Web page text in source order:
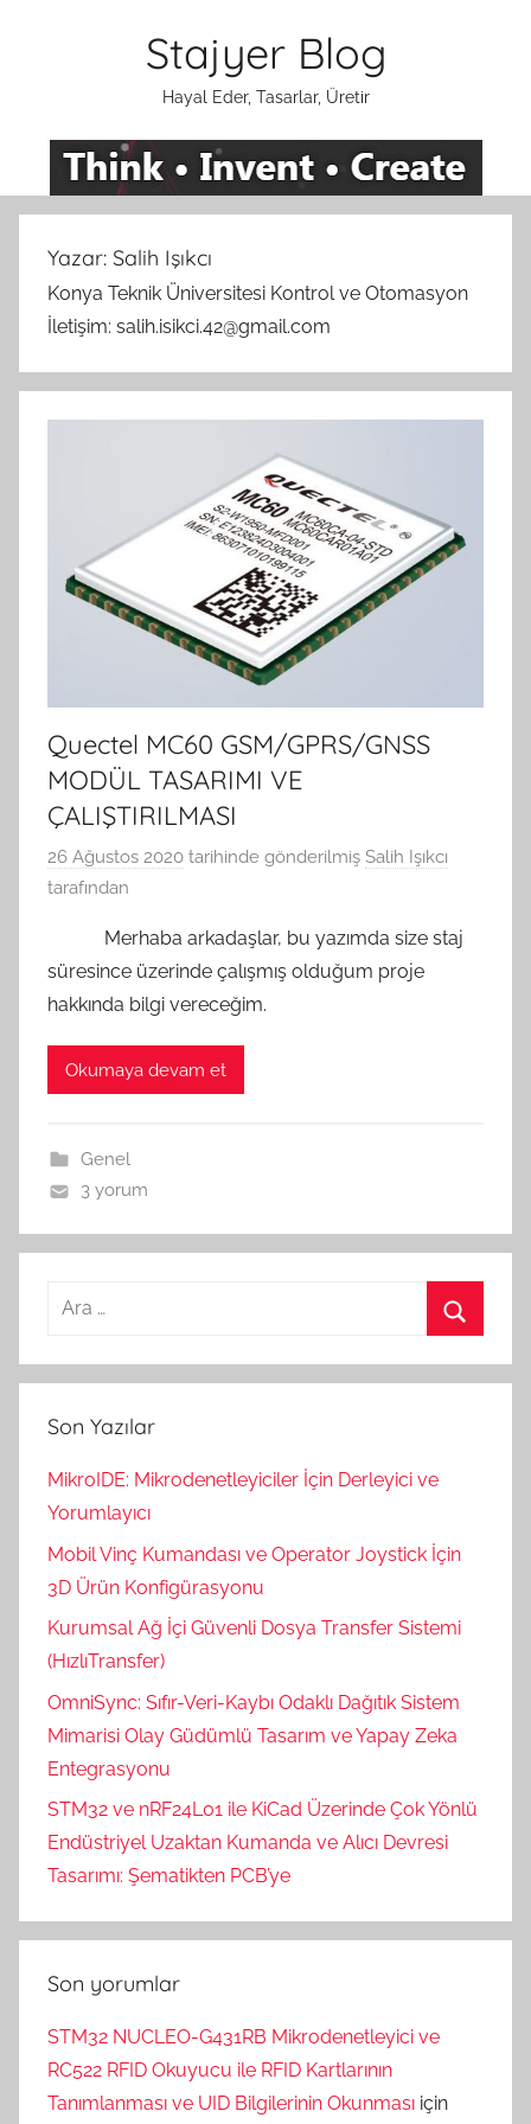
Stajyer Blog
Hayal Eder, Tasarlar, Üretir
Yazar: Salih Işıkcı
Konya Teknik Üniversitesi Kontrol ve Otomasyon
İletişim: salih.isikci.42@gmail.com
Quectel MC60 GSM/GPRS/GNSS
MODÜL TASARIMI VE
ÇALIŞTIRILMASI
26 Ağustos 2020 tarihinde gönderilmiş Salih Işıkcı
tarafından
Merhaba arkadaşlar, bu yazımda size staj
süresince üzerinde çalışmış olduğum proje
hakkında bilgi vereceğim.
Okumaya devam et
Genel
3 yorum
Arama:
Son Yazılar
MikroIDE: Mikrodenetleyiciler İçin Derleyici ve
Yorumlayıcı
Mobil Vinç Kumandası ve Operator Joystick İçin
3D Ürün Konfigürasyonu
Kurumsal Ağ İçi Güvenli Dosya Transfer Sistemi
(HızlıTransfer)
OmniSync: Sıfır-Veri-Kaybı Odaklı Dağıtık Sistem
Mimarisi Olay Güdümlü Tasarım ve Yapay Zeka
Entegrasyonu
STM32 ve nRF24L01 ile KiCad Üzerinde Çok Yönlü
Endüstriyel Uzaktan Kumanda ve Alıcı Devresi
Tasarımı: Şematikten PCB’ye
Son yorumlar
STM32 NUCLEO-G431RB Mikrodenetleyici ve
RC522 RFID Okuyucu ile RFID Kartlarının
Tanımlanması ve UID Bilgilerinin Okunması için